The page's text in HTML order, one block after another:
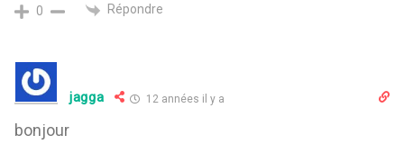
0 Répondre
jagga 12 années il y a
bonjour